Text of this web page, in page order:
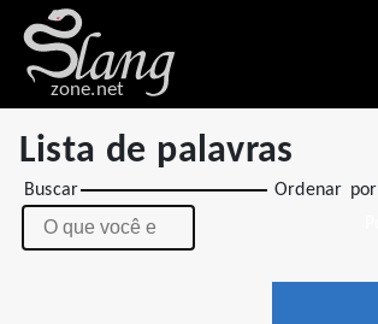
zone.net
Lista de palavras
Buscar
Ordenar por